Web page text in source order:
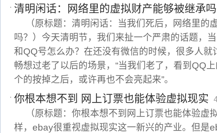
清明闲话：网络里的虚拟财产能够被继承
（原标题：清明闲话：当我们死后，网络里的
吗？）今天清明节，我们来扯一个严肃的话题，
和QQ号怎么办？在还没有微信的时候，很多人就
畅想过老了以后的场景，“当我们老了，看到QQ
个的按掉之后，或许再也不会亮起来”。
你根本想不到 网上订票也能体验虚拟现实
（原标题：你根本想不到网上订票也能体验虚
样，ebay很重视虚拟现实这一新兴的产业。但是